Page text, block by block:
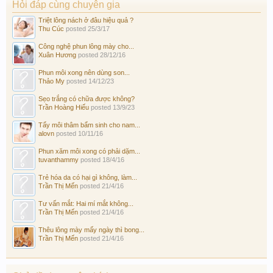
Hỏi đáp cùng chuyên gia
Triệt lông nách ở đâu hiệu quả ?
Thu Cúc posted 25/3/17
Công nghệ phun lông mày cho...
Xuân Hương posted 28/12/16
Phun môi xong nên dùng son...
Thảo My posted 14/12/23
Sẹo trắng có chữa được không?
Trần Hoàng Hiếu posted 13/9/23
Tẩy môi thâm bẩm sinh cho nam...
alovn posted 10/11/16
Phun xăm môi xong có phải dặm...
tuvanthammy posted 18/4/16
Trẻ hóa da có hại gì không, làm...
Trần Thị Mến posted 21/4/16
Tư vấn mắt: Hai mí mắt không...
Trần Thị Mến posted 21/4/16
Thêu lông mày mấy ngày thì bong...
Trần Thị Mến posted 21/4/16